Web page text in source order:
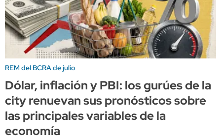
REM del BCRA de julio
Dólar, inflación y PBI: los gurúes de la
city renuevan sus pronósticos sobre
las principales variables de la
economía